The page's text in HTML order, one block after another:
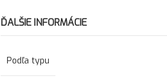
ĎALŠIE INFORMÁCIE
Podľa typu